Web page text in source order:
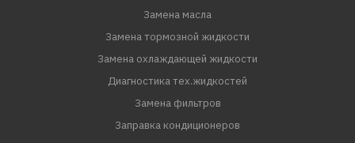
Замена масла
Замена тормозной жидкости
Замена охлаждающей жидкости
Диагностика тех.жидкостей
Замена фильтров
Заправка кондиционеров